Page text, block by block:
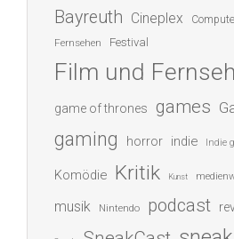
Bayreuth Cineplex
Fernsehen Festival
Film und
game of thrones games
gaming horror indie Indie
Komödie Kritik Kunst
musik Nintendo podcast